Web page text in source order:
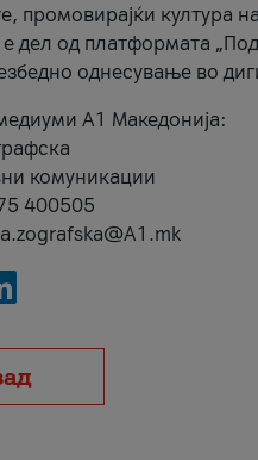
промовирајќи култура
дел од платформата
однесување во
А1 Македонија:
комуникации
400505